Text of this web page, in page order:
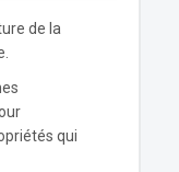
de la
qui